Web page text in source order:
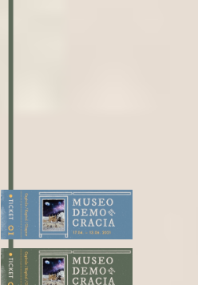
1. Plaza del Kiosco